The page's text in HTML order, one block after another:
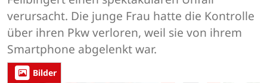
verursacht. Die junge Frau hatte die Kontrolle
über ihren Pkw verloren, weil sie von ihrem
Smartphone abgelenkt war.
Bilder